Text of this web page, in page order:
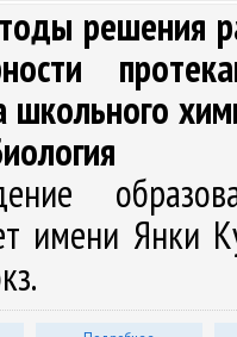
решения
имени Янки